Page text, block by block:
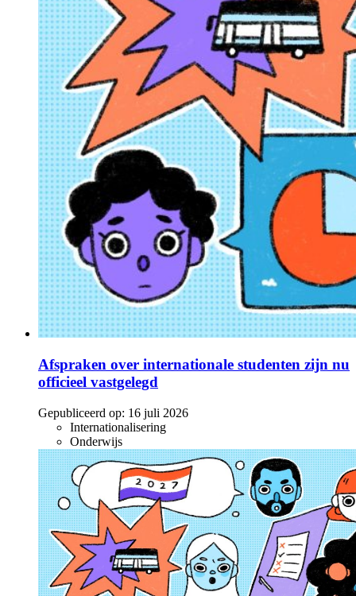
Afspraken over internationale studenten zijn nu
officieel vastgelegd
Gepubliceerd op: 16 juli 2026
Internationalisering
Onderwijs